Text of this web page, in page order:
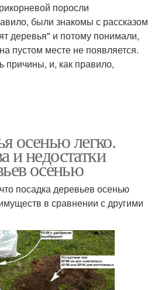
поросли
были знакомы с рассказом
деревья" и потому понимали,
пустом месте не появляется.
причины, и, как правило,
осенью легко.
и недостатки
осенью
посадка деревьев осенью
в сравнении с другими